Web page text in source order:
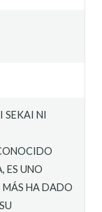
SEKAI NI
ES UNO
MÁS HA DADO